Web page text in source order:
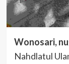
Wonosari,
Nahdlatul